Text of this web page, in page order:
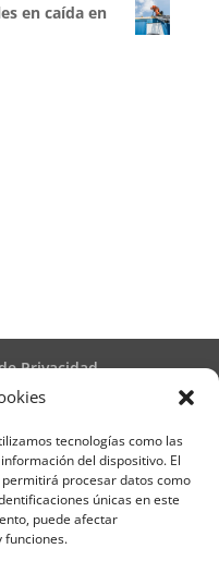
tecnologías como las
del dispositivo. El
procesar datos como
únicas en este
puede afectar
funciones.
en caída en
Privacidad
de matrícula
para alta
Métodos de pago
Formativa
de APPCC